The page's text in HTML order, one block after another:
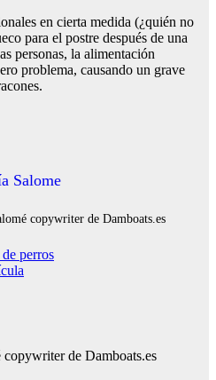
en cierta medida (¿quién no
para el postre después de una
personas, la alimentación
problema, causando un grave
Salome
copywriter de Damboats.es
perros
de Damboats.es